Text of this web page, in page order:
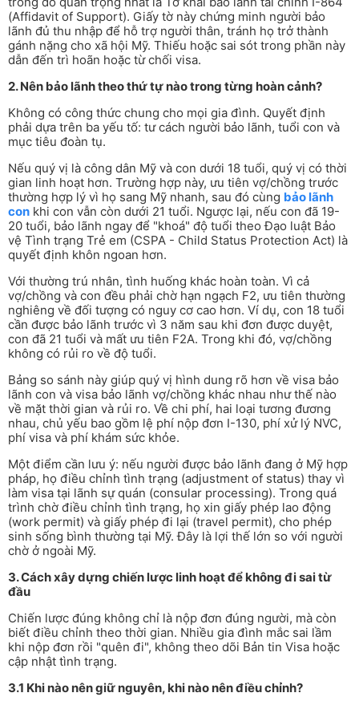
(Affidavit of Support). Giấy tờ này chứng minh người bảo
lãnh đủ thu nhập để hỗ trợ người thân, tránh họ trở thành
gánh nặng cho xã hội Mỹ. Thiếu hoặc sai sót trong phần này
dẫn đến trì hoãn hoặc từ chối visa.
2. Nên bảo lãnh theo thứ tự nào trong từng hoàn cảnh?
Không có công thức chung cho mọi gia đình. Quyết định
phải dựa trên ba yếu tố: tư cách người bảo lãnh, tuổi con và
mục tiêu đoàn tụ.
Nếu quý vị là công dân Mỹ và con dưới 18 tuổi, quý vị có thời
gian linh hoạt hơn. Trường hợp này, ưu tiên vợ/chồng trước
thường hợp lý vì họ sang Mỹ nhanh, sau đó cùng bảo lãnh
con khi con vẫn còn dưới 21 tuổi. Ngược lại, nếu con đã 19-
20 tuổi, bảo lãnh ngay để "khoá" độ tuổi theo Đạo luật Bảo
vệ Tình trạng Trẻ em (CSPA - Child Status Protection Act) là
quyết định khôn ngoan hơn.
Với thường trú nhân, tình huống khác hoàn toàn. Vì cả
vợ/chồng và con đều phải chờ hạn ngạch F2, ưu tiên thường
nghiêng về đối tượng có nguy cơ cao hơn. Ví dụ, con 18 tuổi
cần được bảo lãnh trước vì 3 năm sau khi đơn được duyệt,
con đã 21 tuổi và mất ưu tiên F2A. Trong khi đó, vợ/chồng
không có rủi ro về độ tuổi.
Bảng so sánh này giúp quý vị hình dung rõ hơn về visa bảo
lãnh con và visa bảo lãnh vợ/chồng khác nhau như thế nào
về mặt thời gian và rủi ro. Về chi phí, hai loại tương đương
nhau, chủ yếu bao gồm lệ phí nộp đơn I-130, phí xử lý NVC,
phí visa và phí khám sức khỏe.
Một điểm cần lưu ý: nếu người được bảo lãnh đang ở Mỹ hợp
pháp, họ điều chỉnh tình trạng (adjustment of status) thay vì
làm visa tại lãnh sự quán (consular processing). Trong quá
trình chờ điều chỉnh tình trạng, họ xin giấy phép lao động
(work permit) và giấy phép đi lại (travel permit), cho phép
sinh sống bình thường tại Mỹ. Đây là lợi thế lớn so với người
chờ ở ngoài Mỹ.
3. Cách xây dựng chiến lược linh hoạt để không đi sai từ
đầu
Chiến lược đúng không chỉ là nộp đơn đúng người, mà còn
biết điều chỉnh theo thời gian. Nhiều gia đình mắc sai lầm
khi nộp đơn rồi "quên đi", không theo dõi Bản tin Visa hoặc
cập nhật tình trạng.
3.1 Khi nào nên giữ nguyên, khi nào nên điều chỉnh?